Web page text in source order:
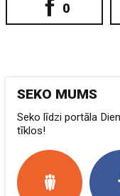
0
SEKO MUMS
Seko līdzi portāla
tīklos!